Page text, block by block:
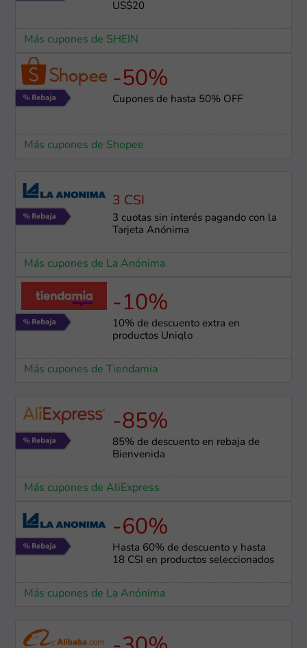
US$20
Más cupones de SHEIN
-50%
Cupones de hasta 50% OFF
Más cupones de Shopee
3 CSI
3 cuotas sin interés pagando con la
Tarjeta Anónima
Más cupones de La Anónima
-10%
10% de descuento extra en
productos Uniqlo
Más cupones de Tiendamia
-85%
85% de descuento en rebaja de
Bienvenida
Más cupones de AliExpress
-60%
Hasta 60% de descuento y hasta
18 CSI en productos seleccionados
Más cupones de La Anónima